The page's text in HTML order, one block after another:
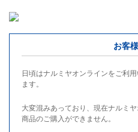
お客
日頃はナルミヤオンラインをご利
ます。
大変混みあっており、現在ナルミ
商品のご購入ができません。